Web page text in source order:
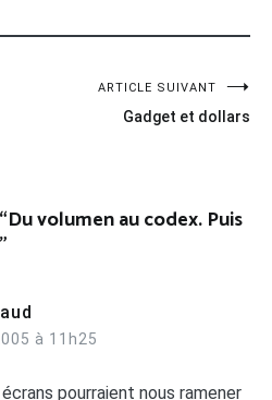
ARTICLE SUIVANT
Gadget et dollars
Du volumen au codex. Puis
”
à 11h25
pourraient nous ramener